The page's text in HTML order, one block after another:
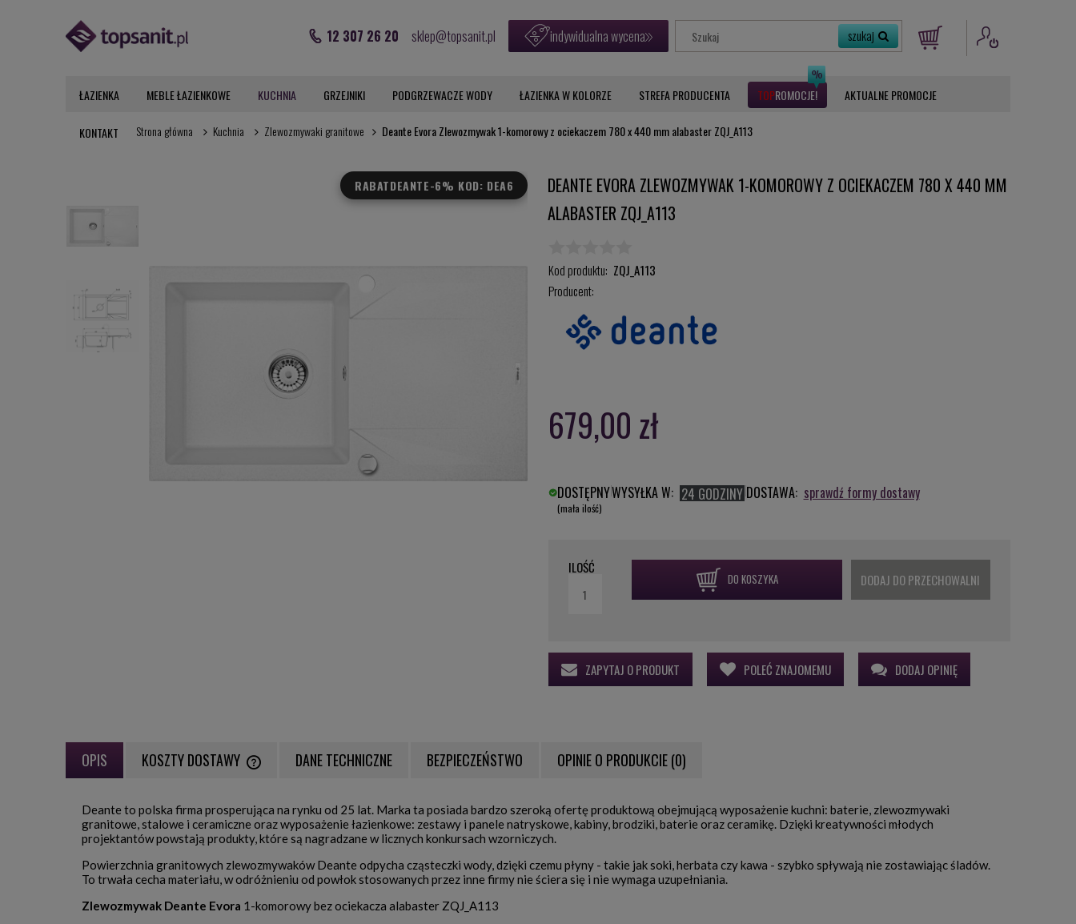
12 307 26 20 sklep@topsanit.pl indywidualna wycena
ŁAZIENKA MEBLE ŁAZIENKOWE KUCHNIA GRZEJNIKI PODGRZEWACZE WODY ŁAZIENKA W KOLORZE STREFA PRODUCENTA ROMOCJE AKTUALNE PROMOCJE
KONTAKT Strona główna Kuchnia Zlewozmywaki granitowe Deante Evora Zlewozmywak 1-komorowy z ociekaczem 780 x 440 mm alabaster ZQJ_A113
DEANTE EVORA ZLEWOZMYWAK 1-KOMOROWY Z OCIEKACZEM 780 X 440 MM
ALABASTER ZQJ_A113
RABATDEANTE-6% KOD: DEA6
Kod produktu: ZQJ_A113
Producent:
679,00 zł
DOSTĘPNY
(mała ilość)
WYSYŁKA W: 24 GODZINYDOSTAWA: sprawdź formy dostawy
ILOŚĆ
DO KOSZYKA DODAJ DO PRZECHOWALNI
ZAPYTAJ O PRODUKT POLEĆ ZNAJOMEMU DODAJ OPINIĘ
OPIS KOSZTY DOSTAWY
CENA NIE ZAWIERA EWENTUALNYCH KOSZTÓW
PŁATNOŚCI
DANE TECHNICZNE BEZPIECZEŃSTWO OPINIE O PRODUKCIE (0)
Deante to polska firma prosperująca na rynku od 25 lat. Marka ta posiada bardzo szeroką ofertę produktową obejmującą wyposażenie kuchni: baterie, zlewozmywaki
granitowe, stalowe i ceramiczne oraz wyposażenie łazienkowe: zestawy i panele natryskowe, kabiny, brodziki, baterie oraz ceramikę. Dzięki kreatywności młodych
projektantów powstają produkty, które są nagradzane w licznych konkursach wzorniczych.
Powierzchnia granitowych zlewozmywaków Deante odpycha cząsteczki wody, dzięki czemu płyny - takie jak soki, herbata czy kawa - szybko spływają nie zostawiając śladów.
To trwała cecha materiału, w odróżnieniu od powłok stosowanych przez inne firmy nie ściera się i nie wymaga uzupełniania.
Zlewozmywak Deante Evora 1-komorowy bez ociekacza alabaster ZQJ_A113